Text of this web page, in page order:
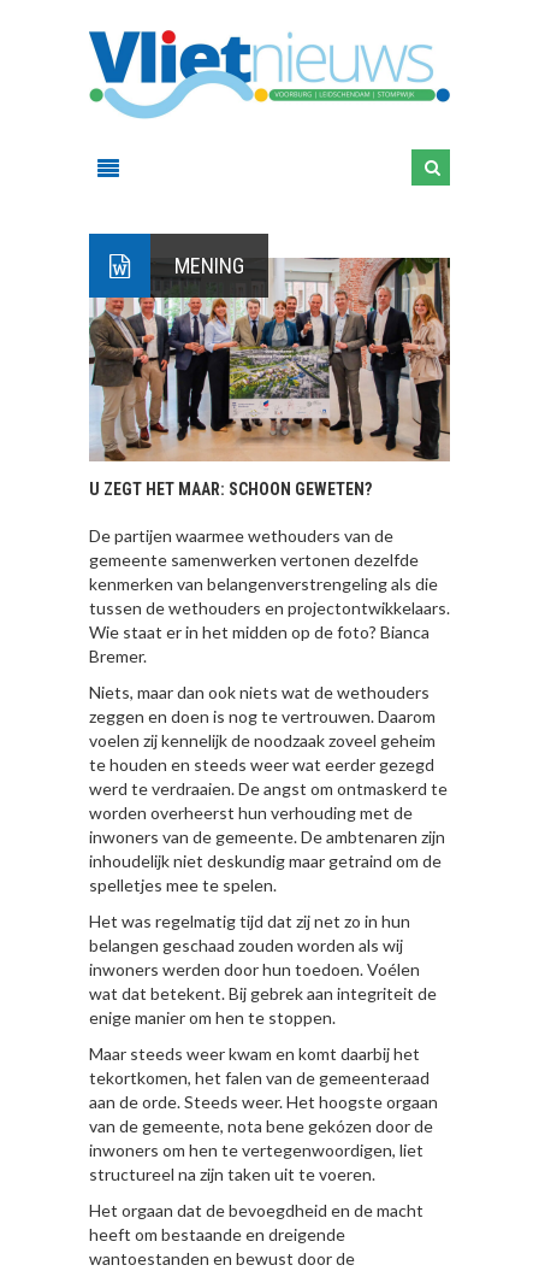
MENING
U ZEGT HET MAAR: SCHOON GEWETEN?
De partijen waarmee wethouders van de
gemeente samenwerken vertonen dezelfde
kenmerken van belangenverstrengeling als die
tussen de wethouders en projectontwikkelaars.
Wie staat er in het midden op de foto? Bianca
Bremer.
Niets, maar dan ook niets wat de wethouders
zeggen en doen is nog te vertrouwen. Daarom
voelen zij kennelijk de noodzaak zoveel geheim
te houden en steeds weer wat eerder gezegd
werd te verdraaien. De angst om ontmaskerd te
worden overheerst hun verhouding met de
inwoners van de gemeente. De ambtenaren zijn
inhoudelijk niet deskundig maar getraind om de
spelletjes mee te spelen.
Het was regelmatig tijd dat zij net zo in hun
belangen geschaad zouden worden als wij
inwoners werden door hun toedoen. Voélen
wat dat betekent. Bij gebrek aan integriteit de
enige manier om hen te stoppen.
Maar steeds weer kwam en komt daarbij het
tekortkomen, het falen van de gemeenteraad
aan de orde. Steeds weer. Het hoogste orgaan
van de gemeente, nota bene gekózen door de
inwoners om hen te vertegenwoordigen, liet
structureel na zijn taken uit te voeren.
Het orgaan dat de bevoegdheid en de macht
heeft om bestaande en dreigende
wantoestanden en bewust door de